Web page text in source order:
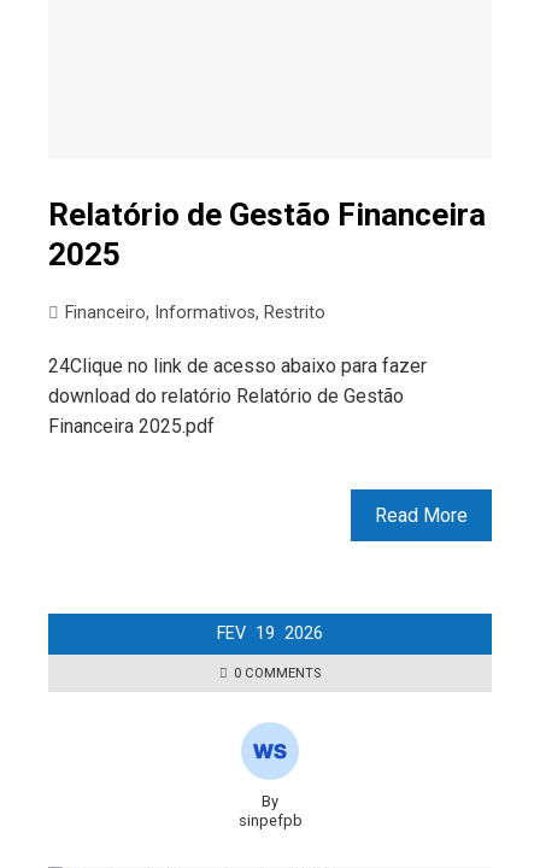
Relatório de Gestão Financeira
2025
Financeiro, Informativos, Restrito
24Clique no link de acesso abaixo para fazer
download do relatório Relatório de Gestão
Financeira 2025.pdf
Read More
FEV 19 2026
0 COMMENTS
By
sinpefpb